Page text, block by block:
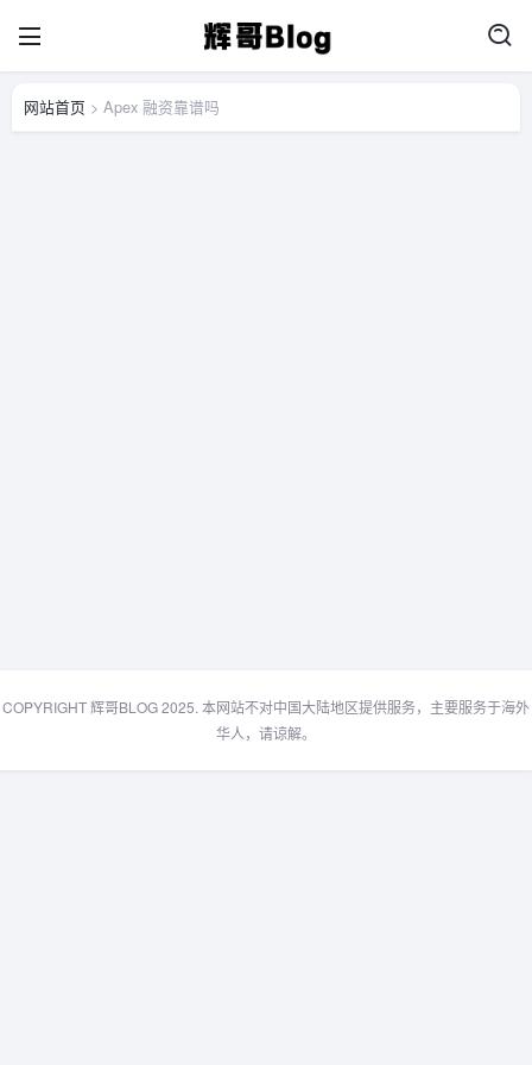
网站首页 > Apex 融资靠谱吗
COPYRIGHT 辉哥BLOG 2025. 本网站不对中国大陆地区提供服务，主要服务于海外
华人，请谅解。